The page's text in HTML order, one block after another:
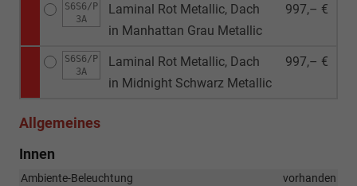
S6S6/P
3A
Laminal Rot Metallic, Dach
in Manhattan Grau Metallic
997,– €
S6S6/P
3A
Laminal Rot Metallic, Dach
in Midnight Schwarz Metallic
997,– €
Allgemeines
Innen
Ambiente-Beleuchtung
vorhanden